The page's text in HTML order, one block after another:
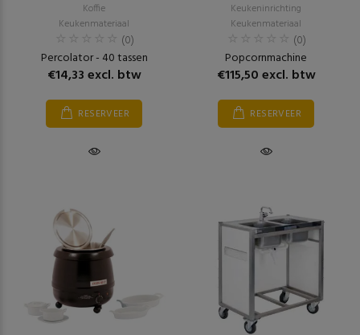
Koffie
Keukenmateriaal
(0)
Percolator - 40 tassen
€14,33 excl. btw
RESERVEER
Keukeninrichting
Keukenmateriaal
(0)
Popcornmachine
€115,50 excl. btw
RESERVEER